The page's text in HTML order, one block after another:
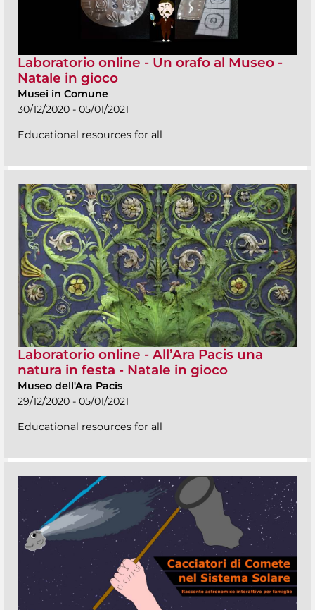
Laboratorio online - Un orafo al Museo -
Natale in gioco
Musei in Comune
30/12/2020 - 05/01/2021
Educational resources for all
Laboratorio online - All’Ara Pacis una
natura in festa - Natale in gioco
Museo dell'Ara Pacis
29/12/2020 - 05/01/2021
Educational resources for all